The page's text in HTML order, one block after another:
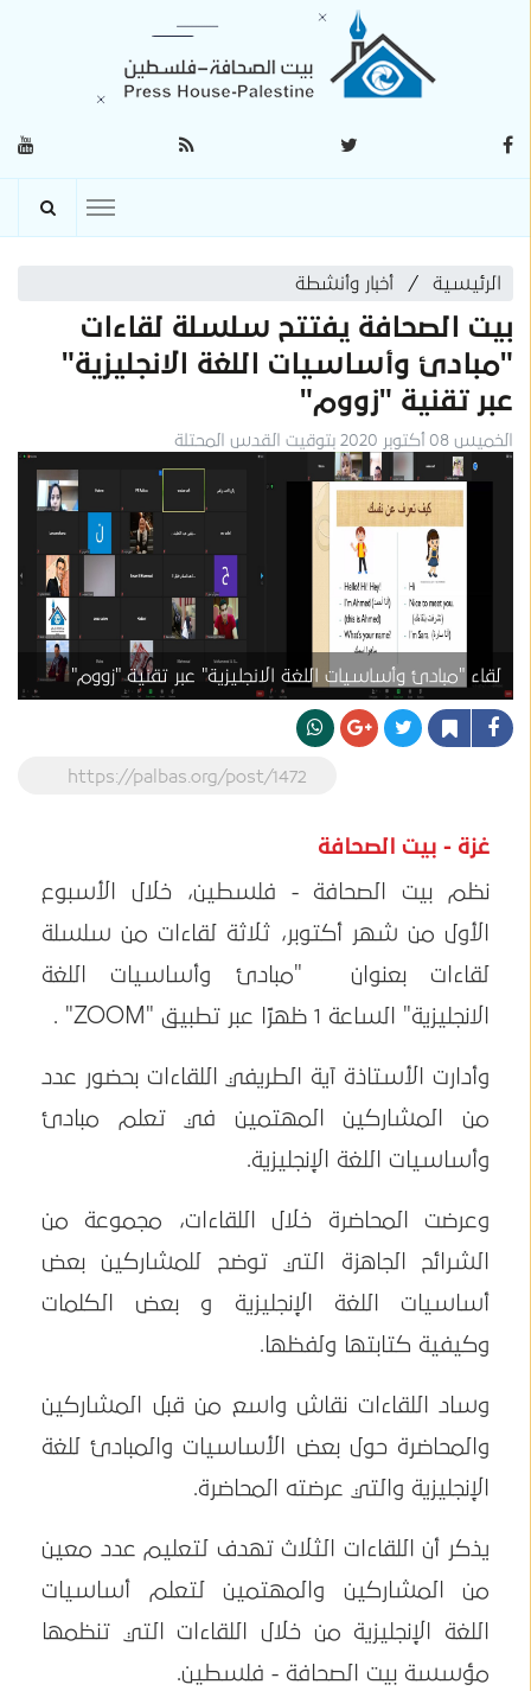
الرئيسية أخبار وأنشطة
بيت الصحافة يفتتح سلسلة لقاءات
"مبادئ وأساسيات اللغة الانجليزية"
عبر تقنية "زووم"
الخميس 08 أكتوبر 2020 بتوقيت القدس المحتلة
لقاء "مبادئ وأساسيات اللغة الانجليزية" عبر تقنية "زووم"
https://palbas.org/post/1472
غزة - بيت الصحافة
نظم بيت الصحافة - فلسطين، خلال الأسبوع
الأول من شهر أكتوبر، ثلاثة لقاءات من سلسلة
لقاءات بعنوان "مبادئ وأساسيات اللغة
الانجليزية" الساعة 1 ظهرًا عبر تطبيق "ZOOM" .
وأدارت الأستاذة آية الطريفي اللقاءات بحضور عدد
من المشاركين المهتمين في تعلم مبادئ
وأساسيات اللغة الإنجليزية.
وعرضت المحاضرة خلال اللقاءات، مجموعة من
الشرائح الجاهزة التي توضح للمشاركين بعض
أساسيات اللغة الإنجليزية و بعض الكلمات
وكيفية كتابتها ولفظها.
وساد اللقاءات نقاش واسع من قبل المشاركين
والمحاضرة حول بعض الأساسيات والمبادئ للغة
الإنجليزية والتي عرضته المحاضرة.
يذكر أن اللقاءات الثلاث تهدف لتعليم عدد معين
من المشاركين والمهتمين لتعلم أساسيات
اللغة الإنجليزية من خلال اللقاءات التي تنظمها
مؤسسة بيت الصحافة - فلسطين.